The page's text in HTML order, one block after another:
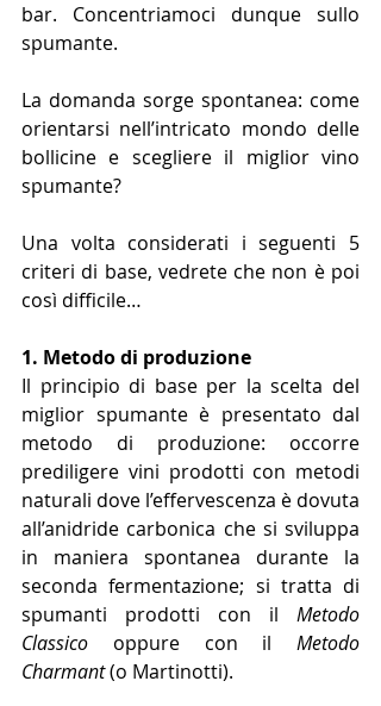
bar. Concentriamoci dunque sullo
spumante.
La domanda sorge spontanea: come
orientarsi nell’intricato mondo delle
bollicine e scegliere il miglior vino
spumante?
Una volta considerati i seguenti 5
criteri di base, vedrete che non è poi
così difficile…
1. Metodo di produzione
Il principio di base per la scelta del
miglior spumante è presentato dal
metodo di produzione: occorre
prediligere vini prodotti con metodi
naturali dove l’effervescenza è dovuta
all’anidride carbonica che si sviluppa
in maniera spontanea durante la
seconda fermentazione; si tratta di
spumanti prodotti con il Metodo
Classico oppure con il Metodo
Charmant (o Martinotti).